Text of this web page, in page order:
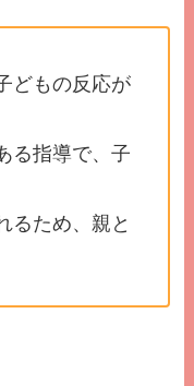
どもの反応が
る指導で、子
るため、親と